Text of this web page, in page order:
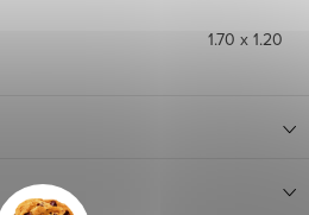
1.70 x 1.20